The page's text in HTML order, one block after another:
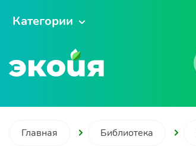
Категории
Главная Библиотека